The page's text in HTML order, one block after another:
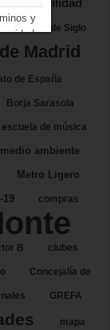
movilidad
Avenida de Siglo
Madrid
de España
Borja Sarasola
escuela de música
medio ambiente
Metro Ligero
19 compras
B clubes
Concejalía de
GREFA
mapa
y